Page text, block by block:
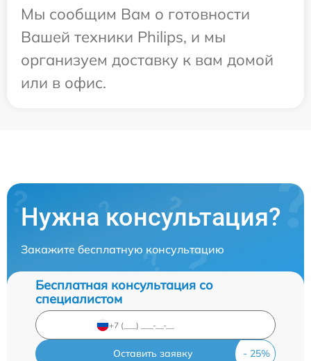
Мы сообщим Вам о готовности
Вашей техники Philips, и мы
организуем доставку к вам домой
или в офис.
Нужна консультация?
Закажите бесплатную консультацию
Бесплатная консультация со
специалистом
Оставить заявку